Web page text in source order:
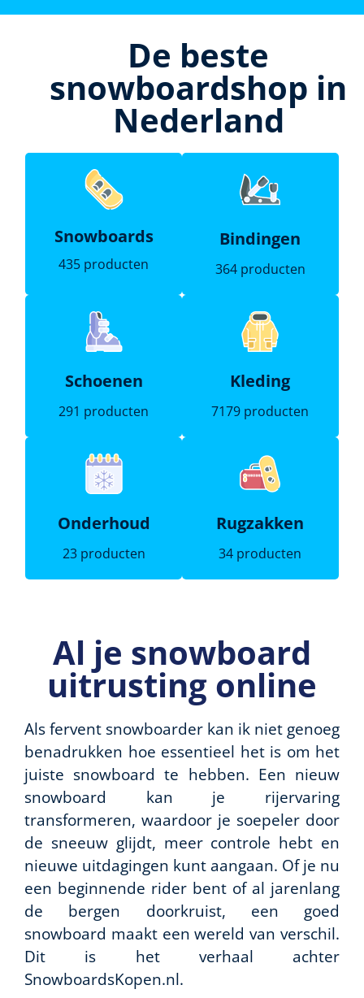
De beste
snowboardshop in
Nederland
Snowboards
435 producten
Bindingen
364 producten
Schoenen
291 producten
Kleding
7179 producten
Onderhoud
23 producten
Rugzakken
34 producten
Al je snowboard
uitrusting online
Als fervent snowboarder kan ik niet genoeg
benadrukken hoe essentieel het is om het
juiste snowboard te hebben. Een nieuw
snowboard kan je rijervaring
transformeren, waardoor je soepeler door
de sneeuw glijdt, meer controle hebt en
nieuwe uitdagingen kunt aangaan. Of je nu
een beginnende rider bent of al jarenlang
de bergen doorkruist, een goed
snowboard maakt een wereld van verschil.
Dit is het verhaal achter
SnowboardsKopen.nl.